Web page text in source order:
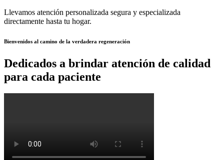
Llevamos atención personalizada segura y especializada
directamente hasta tu hogar.
Bienvenidos al camino de la verdadera regeneración
Dedicados a brindar atención de calidad
para cada paciente